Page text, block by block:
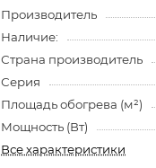
Производитель
Наличие:
Страна производитель
Серия
Площадь обогрева (м²)
Мощность (Вт)
Все характеристики